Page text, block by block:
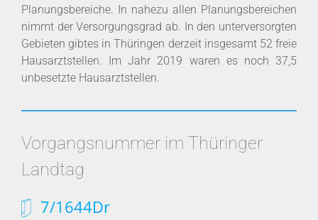
Planungsbereiche. In nahezu allen Planungsbereichen
nimmt der Versorgungsgrad ab. In den unterversorgten
Gebieten gibtes in Thüringen derzeit insgesamt 52 freie
Hausarztstellen. Im Jahr 2019 waren es noch 37,5
unbesetzte Hausarztstellen.
Vorgangsnummer im Thüringer
Landtag
7/1644Dr